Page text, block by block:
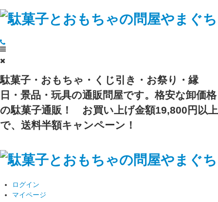
駄菓子・おもちゃ・くじ引き・お祭り・縁
日・景品・玩具の通販問屋です。格安な卸価格
の駄菓子通販！
お買い上げ金額19,800円以上
で、送料半額キャンペーン！
ログイン
マイページ